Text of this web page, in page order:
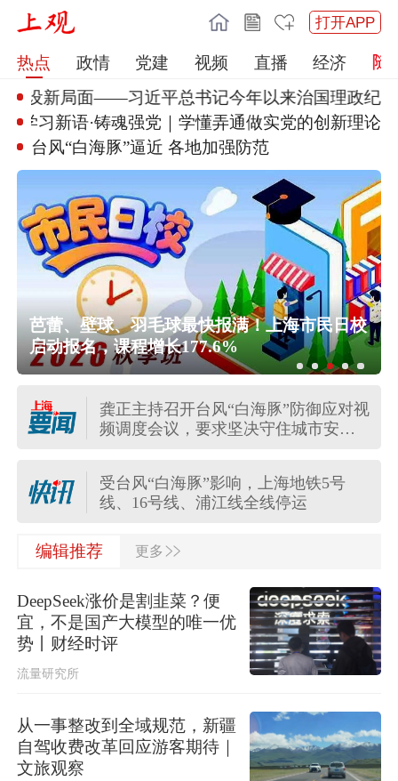
打开APP
热点 政情 党建 视频 直播
经济
设新局面——习近平总书记今年以来治国理政纪实
微视频｜总书记心系全民健身
台风“白海豚”逼近 各地加强防范
芭蕾、壁球、羽毛球最快报满！上海市民日校
启动报名，课程增长177.6%
龚正主持召开台风“白海豚”防御应对视
频调度会议，要求坚决守住城市安全
中央气象台升级发布台风红色预警
上海市气象台13时更新中心城区暴雨
红色预警信号为暴雨黄色预警信号
上海全域长途客运班次全部停运，上
海长途客运总站临时关停
受台风“白海豚”影响，上海地铁5号
线、16号线、浦江线全线停运
13年来上海再发暴雨红警！“白海豚”距
“白海豚”将登陆，上海公园临时关闭
上海市气象台13时更新中心城区暴雨
红色预警信号为暴雨黄色预警信号
编辑推荐 更多 >>
DeepSeek涨价是割韭菜？便
宜，不是国产大模型的唯一优
势丨财经时评
流量研究所
从一事整改到全域规范，新疆
自驾收费改革回应游客期待｜
文旅观察